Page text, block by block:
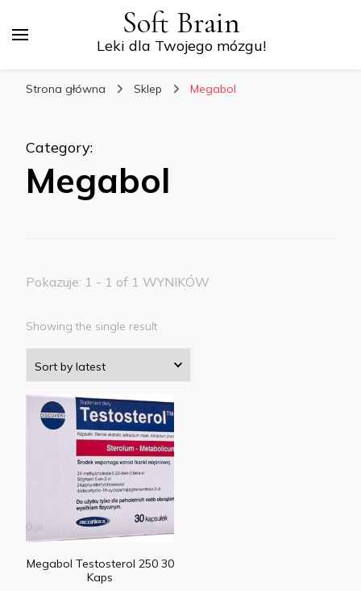
Soft Brain
Leki dla Twojego mózgu!
Strona główna Sklep Megabol
Category:
Megabol
Pokazuje: 1 - 1 of 1 WYNIKÓW
Showing the single result
Megabol Testosterol 250 30
Kaps